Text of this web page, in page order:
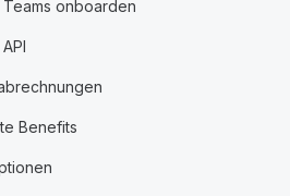
onboarden
Benefits